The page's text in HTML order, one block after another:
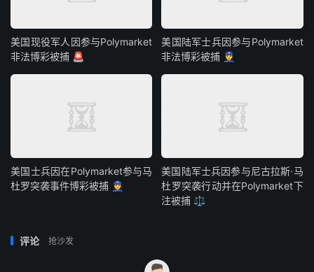
美国现役军人因参与Polymarket
非法博彩被捕 🚨
美国陆军士兵因参与Polymarket
非法博彩被捕 👮
美国士兵因在Polymarket参与马
杜罗突袭事件博彩被捕 👮
美国陆军士兵因参与尼古拉斯·马
杜罗突袭行动并在Polymarket下
注被捕 ⚖️
评论 抢沙发